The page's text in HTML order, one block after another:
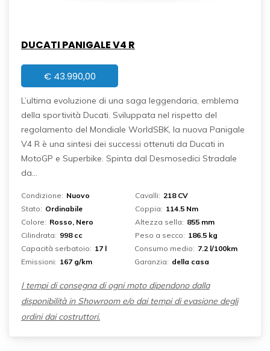
DUCATI PANIGALE V4 R
€43.990,00
L’ultima evoluzione di una saga leggendaria, emblema
della sportività Ducati. Sviluppata nel rispetto del
regolamento del Mondiale WorldSBK, la nuova Panigale
V4 R è una sintesi dei successi ottenuti da Ducati in
MotoGP e Superbike. Spinta dal Desmosedici Stradale
da...
Condizione: Nuovo
Stato: Ordinabile
Colore: Rosso, Nero
Cilindrata: 998 cc
Cavalli: 218 CV
Coppia: 114.5 Nm
Altezza sella: 855 mm
Peso a secco: 186.5 kg
Capacità serbatoio: 17 l Consumo medio: 7.2 l/100km
Emissioni: 167 g/km Garanzia: della casa
I tempi di consegna di ogni moto dipendono dalla
disponibilità in Showroom e/o dai tempi di evasione degli
ordini dai costruttori.